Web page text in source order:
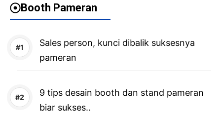
Booth Pameran
Sales person, kunci dibalik suksesnya
pameran
9 tips desain booth dan stand pameran
biar sukses..